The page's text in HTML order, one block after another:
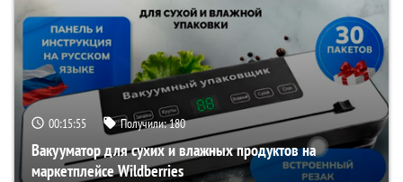
00:15:54 Получили:180
Вакууматор для сухих и влажных продуктов на
маркетплейсе Wildberries